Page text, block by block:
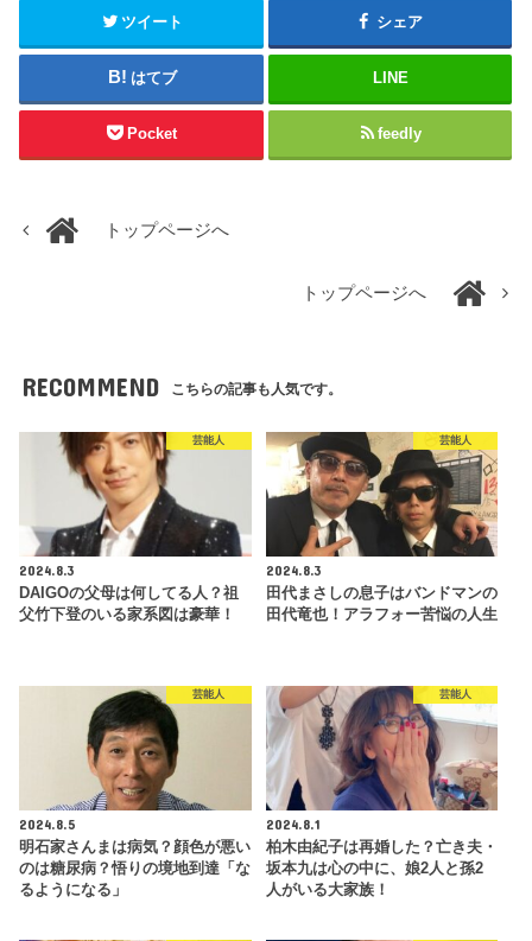
ツイート シェア
はてブ LINE
Pocket feedly
トップページへ
トップページへ
RECOMMEND こちらの記事も人気です。
芸能人
2024.8.3
DAIGOの父母は何してる人？祖
父竹下登のいる家系図は豪華！
芸能人
2024.8.3
田代まさしの息子はバンドマンの
田代竜也！アラフォー苦悩の人生
芸能人
2024.8.5
明石家さんまは病気？顔色が悪い
のは糖尿病？悟りの境地到達「な
るようになる」
芸能人
2024.8.1
柏木由紀子は再婚した？亡き夫・
坂本九は心の中に、娘2人と孫2
人がいる大家族！